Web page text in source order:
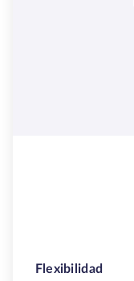
Flexibilidad